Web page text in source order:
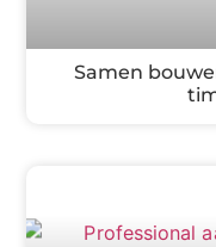
Samen